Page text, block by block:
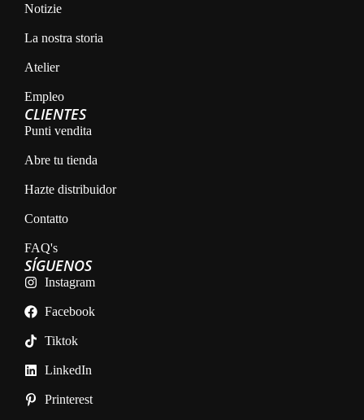
Notizie
La nostra storia
Atelier
Empleo
CLIENTES
Punti vendita
Abre tu tienda
Hazte distribuidor
Contatto
FAQ's
SÍGUENOS
Instagram
Facebook
Tiktok
LinkedIn
Printerest